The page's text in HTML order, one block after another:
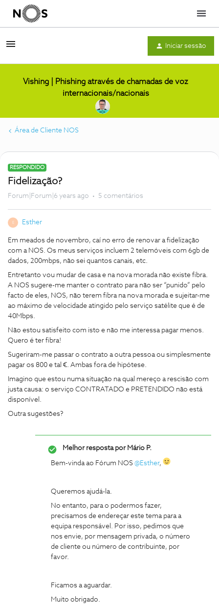
Menu
Iniciar sessão
Vishing | Phishing através de chamadas de voz
internacionais/nacionais
Área de Cliente NOS
RESPONDIDO
Fidelização?
Forum|Forum|6 years ago 5 comentários
E Esther
Em meados de novembro, caí no erro de renovar a fidelização
com a NOS. Os meus serviços incluem 2 telemóveis com 6gb de
dados, 200mbps, não sei quantos canais, etc.
Entretanto vou mudar de casa e na nova morada não existe fibra.
A NOS sugere-me manter o contrato para não ser “punido” pelo
facto de eles, NOS, não terem fibra na nova morada e sujeitar-me
ao máximo de velocidade atingido pelo serviço satélite que é de
40Mbps.
Não estou satisfeito com isto e não me interessa pagar menos.
Quero é ter fibra!
Sugeriram-me passar o contrato a outra pessoa ou simplesmente
pagar os 800 e tal €. Ambas fora de hipótese.
Imagino que estou numa situação na qual mereço a rescisão com
justa causa: o serviço CONTRATADO e PRETENDIDO não está
disponível.
Outra sugestões?
Melhor resposta porMário P.
Bem-vinda ao Fórum NOS @Esther,
Queremos ajudá-la.
No entanto, para o podermos fazer,
precisamos de endereçar este tema para a
equipa responsável. Por isso, pedimos que
nos envie, por mensagem privada, o número
de cliente ou número de contribuinte, por
favor.
Ficamos a aguardar.
Muito obrigado.